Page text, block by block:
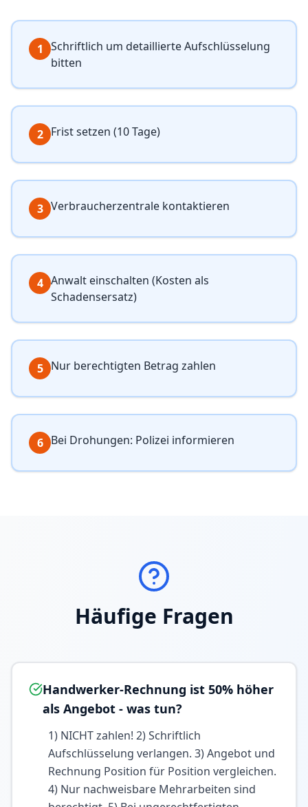
1 Schriftlich um detaillierte Aufschlüsselung
bitten
2 Frist setzen (10 Tage)
3 Verbraucherzentrale kontaktieren
4 Anwalt einschalten (Kosten als
Schadensersatz)
5 Nur berechtigten Betrag zahlen
6 Bei Drohungen: Polizei informieren
Häufige Fragen
Handwerker-Rechnung ist 50% höher
als Angebot - was tun?
1) NICHT zahlen! 2) Schriftlich
Aufschlüsselung verlangen. 3) Angebot und
Rechnung Position für Position vergleichen.
4) Nur nachweisbare Mehrarbeiten sind